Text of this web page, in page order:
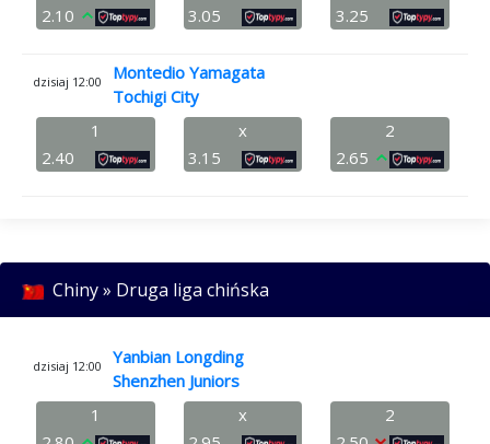
2.10
3.05
3.25
dzisiaj 12:00
Montedio Yamagata
Tochigi City
1
2.40
x
3.15
2
2.65
Chiny » Druga liga chińska
dzisiaj 12:00
Yanbian Longding
Shenzhen Juniors
1
x
2